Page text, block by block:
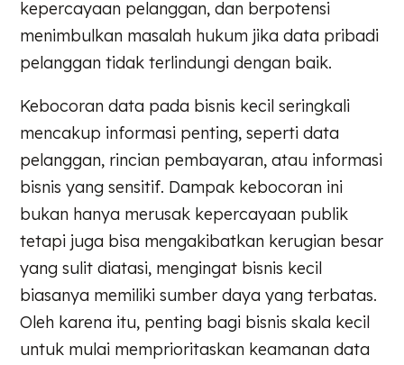
kepercayaan pelanggan, dan berpotensi
menimbulkan masalah hukum jika data pribadi
pelanggan tidak terlindungi dengan baik.
Kebocoran data pada bisnis kecil seringkali
mencakup informasi penting, seperti data
pelanggan, rincian pembayaran, atau informasi
bisnis yang sensitif. Dampak kebocoran ini
bukan hanya merusak kepercayaan publik
tetapi juga bisa mengakibatkan kerugian besar
yang sulit diatasi, mengingat bisnis kecil
biasanya memiliki sumber daya yang terbatas.
Oleh karena itu, penting bagi bisnis skala kecil
untuk mulai memprioritaskan keamanan data